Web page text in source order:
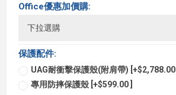
Office優惠加價購:
保護配件:
UAG耐衝擊保護殼(附肩帶) [+$2,788.00 ]
專用防摔保護殼 [+$599.00 ]